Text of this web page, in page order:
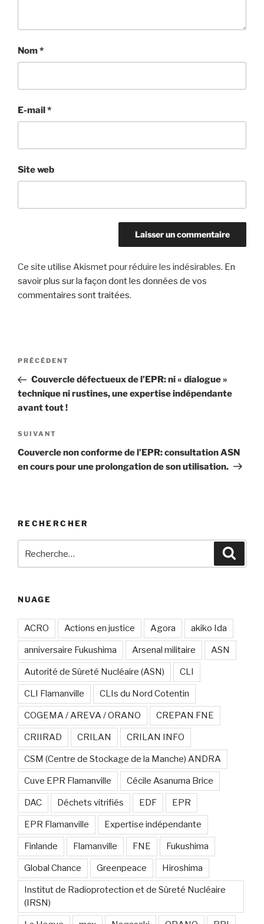
Nom*
E-mail*
Site web
Ce site utilise Akismet pour réduire les indésirables. En
savoir plus sur la façon dont les données de vos
commentaires sont traitées.
Navigation
l’article
Article
précédent
PRÉCÉDENT
Couvercle défectueux de l’EPR: ni « dialogue »
technique ni rustines, une expertise indépendante
avant tout !
Article
suivant
SUIVANT
Couvercle non conforme de l’EPR: consultation ASN
en cours pour une prolongation de son utilisation.
RECHERCHER
pour
NUAGE
ACRO Actions en justice Agora akiko Ida
anniversaire Fukushima Arsenal militaire ASN
Autorité de Sûreté Nucléaire (ASN) CLI
CLI Flamanville CLIs du Nord Cotentin
COGEMA / AREVA / ORANO CREPAN FNE
CRIIRAD CRILAN CRILAN INFO
CSM (Centre de Stockage de la Manche) ANDRA
Cuve EPR Flamanville Cécile Asanuma Brice
DAC Déchets vitrifiés EDF EPR
EPR Flamanville Expertise indépendante
Finlande Flamanville FNE Fukushima
Global Chance Greenpeace Hiroshima
Institut de Radioprotection et de Sûreté Nucléaire
(IRSN)